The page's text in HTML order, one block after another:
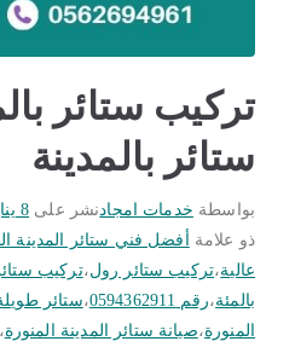
ستائر بالمدينة
بواسطة خدمات امجادنشر على 8 يناير، 2025
ذو علامة
أفضل فني ستائر المدينة
عالية،تركيب ستائر رول،تركيب
بالمئة،رقم 0594362911 ،ستائر
المنورة،صيانة ستائر المدينة المنورة،